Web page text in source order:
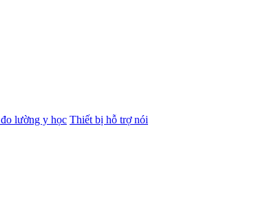
lường y học Thiết bị hỗ trợ nói